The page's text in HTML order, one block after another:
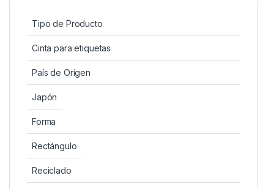
Tipo de Producto
Cinta para etiquetas
País de Origen
Japón
Forma
Rectángulo
Reciclado